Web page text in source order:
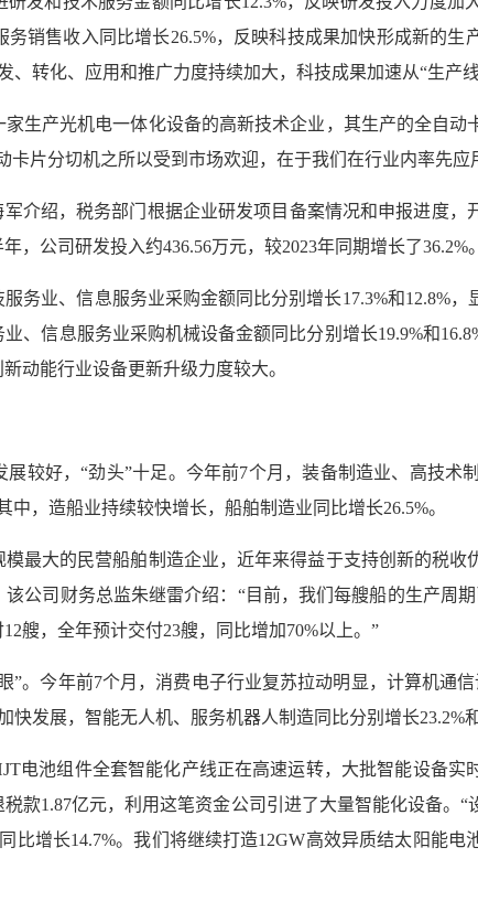
销售收入同比增长26.5%，反映科技成果加快形成新的生
转化、应用和推广力度持续加大，科技成果加速从“生产线
生产光机电一体化设备的高新技术企业，其生产的全自动
卡片分切机之所以受到市场欢迎，在于我们在行业内率先
军介绍，税务部门根据企业研发项目备案情况和申报进度
，公司研发投入约436.56万元，较2023年同期增长了36.2%。
务业、信息服务业采购金额同比分别增长17.3%和12.8%
、信息服务业采购机械设备金额同比分别增长19.9%和
动能行业设备更新升级力度较大。
较好，“劲头”十足。今年前7个月，装备制造业、高技术
，造船业持续较快增长，船舶制造业同比增长26.5%。
最大的民营船舶制造企业，近年来得益于支持创新的税收
公司财务总监朱继雷介绍：“目前，我们每艘船的生产周
艘，全年预计交付23艘，同比增加70%以上。”
”。今年前7个月，消费电子行业复苏拉动明显，计算机通
发展，智能无人机、服务机器人制造同比分别增长23.2%和
电池组件全套智能化产线正在高速运转，大批智能设备实
款1.87亿元，利用这笔资金公司引进了大量智能化设备。
比增长14.7%。我们将继续打造12GW高效异质结太阳能